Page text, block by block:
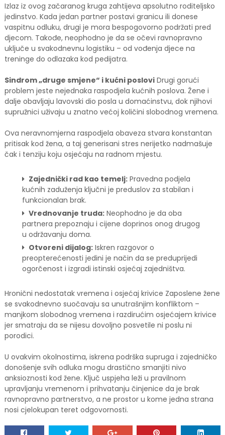
Izlaz iz ovog začaranog kruga zahtijeva apsolutno roditeljsko
jedinstvo. Kada jedan partner postavi granicu ili donese
vaspitnu odluku, drugi je mora bespogovorno podržati pred
djecom. Takođe, neophodno je da se očevi ravnopravno
uključe u svakodnevnu logistiku – od vođenja djece na
treninge do odlazaka kod pedijatra.
Sindrom „druge smjene“ i kućni posloviDrugi gorući
problem jeste nejednaka raspodjela kućnih poslova. Žene i
dalje obavljaju lavovski dio posla u domaćinstvu, dok njihovi
supružnici uživaju u znatno većoj količini slobodnog vremena.
Ova neravnomjerna raspodjela obaveza stvara konstantan
pritisak kod žena, a taj generisani stres nerijetko nadmašuje
čak i tenziju koju osjećaju na radnom mjestu.
Zajednički rad kao temelj:Pravedna podjela
kućnih zaduženja ključni je preduslov za stabilan i
funkcionalan brak.
Vrednovanje truda:Neophodno je da oba
partnera prepoznaju i cijene doprinos onog drugog
u održavanju doma.
Otvoreni dijalog:Iskren razgovor o
preopterećenosti jedini je način da se preduprijedi
ogorčenost i izgradi istinski osjećaj zajedništva.
Hronični nedostatak vremena i osjećaj krivice Zaposlene žene
se svakodnevno suočavaju sa unutrašnjim konfliktom –
manjkom slobodnog vremena i razdirućim osjećajem krivice
jer smatraju da se nijesu dovoljno posvetile ni poslu ni
porodici.
U ovakvim okolnostima, iskrena podrška supruga i zajedničko
donošenje svih odluka mogu drastično smanjiti nivo
anksioznosti kod žene. Ključ uspjeha leži u pravilnom
upravljanju vremenom i prihvatanju činjenice da je brak
ravnopravno partnerstvo, a ne prostor u kome jedna strana
nosi cjelokupan teret odgovornosti.